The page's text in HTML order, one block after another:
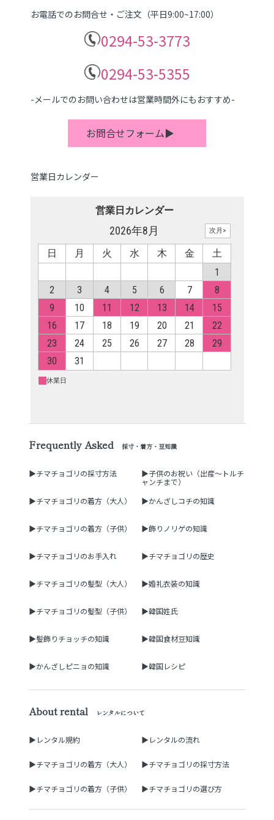
お電話でのお問合せ・ご注文（平日9:00~17:00）
0294-53-3773
0294-53-5355
-メールでのお問い合わせは営業時間外にもおすすめ-
お問合せフォーム▶
営業日カレンダー
Frequently Asked 採寸・着方・豆知識
▶チマチョゴリの採寸方法
▶子供のお祝い（出産～トルチ
ャンチまで）
▶チマチョゴリの着方（大人）
▶かんざしコチの知識
▶チマチョゴリの着方（子供） ▶飾りノリゲの知識
▶チマチョゴリのお手入れ ▶チマチョゴリの歴史
▶チマチョゴリの髪型（大人） ▶婚礼衣装の知識
▶チマチョゴリの髪型（子供） ▶韓国姓氏
▶髪飾りチョッチの知識 ▶韓国食材豆知識
▶かんざしピニョの知識 ▶韓国レシピ
About rental レンタルについて
▶レンタル規約 ▶レンタルの流れ
▶チマチョゴリの着方（大人） ▶チマチョゴリの採寸方法
▶チマチョゴリの着方（子供） ▶チマチョゴリの選び方